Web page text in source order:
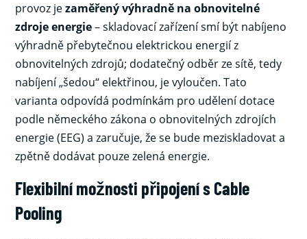
provoz jezaměřený výhradně na obnovitelné
zdroje energie– skladovací zařízení smí být nabíjeno
výhradně přebytečnou elektrickou energií z
obnovitelných zdrojů; dodatečný odběr ze sítě, tedy
nabíjení „šedou“ elektřinou, je vyloučen. Tato
varianta odpovídá podmínkám pro udělení dotace
podle německého zákona o obnovitelných zdrojích
energie (EEG) a zaručuje, že se bude meziskladovat a
zpětně dodávat pouze zelená energie.
Flexibilní možnosti připojení s Cable
Pooling